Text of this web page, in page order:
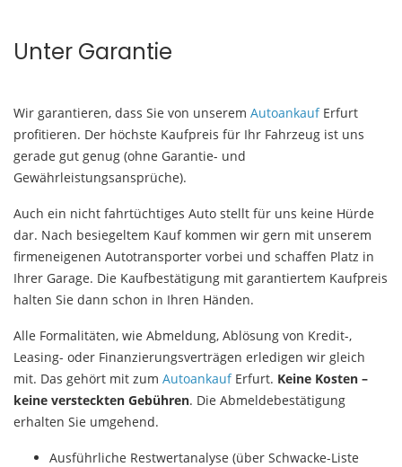
Unter Garantie
Wir garantieren, dass Sie von unserem AutoankaufErfurt
profitieren. Der höchste Kaufpreis für Ihr Fahrzeug ist uns
gerade gut genug (ohne Garantie- und
Gewährleistungsansprüche).
Auch ein nicht fahrtüchtiges Auto stellt für uns keine Hürde
dar. Nach besiegeltem Kauf kommen wir gern mit unserem
firmeneigenen Autotransporter vorbei und schaffen Platz in
Ihrer Garage. Die Kaufbestätigung mit garantiertem Kaufpreis
halten Sie dann schon in Ihren Händen.
Alle Formalitäten, wie Abmeldung, Ablösung von Kredit-,
Leasing- oder Finanzierungsverträgen erledigen wir gleich
mit. Das gehört mit zum AutoankaufErfurt. Keine Kosten –
keine versteckten Gebühren. Die Abmeldebestätigung
erhalten Sie umgehend.
Ausführliche Restwertanalyse (über Schwacke-Liste